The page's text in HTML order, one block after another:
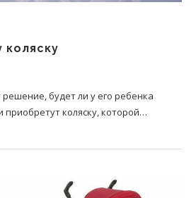
будет ли у его ребенка
приобретут коляску, которой…